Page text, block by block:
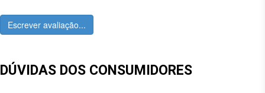
Escrever avaliação...
DÚVIDAS DOS CONSUMIDORES